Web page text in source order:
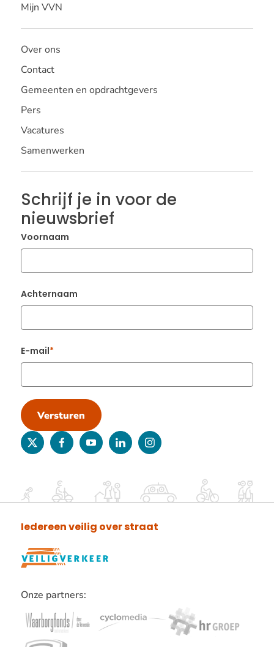
Mijn VVN
Over ons
Contact
Gemeenten en opdrachtgevers
Pers
Vacatures
Samenwerken
Schrijf je in voor de
nieuwsbrief
Voornaam
Achternaam
E-mail
Versturen
twitterfacebookyoutubelinkedininstagram
Iedereen veilig over straat
Onze partners:
Lees